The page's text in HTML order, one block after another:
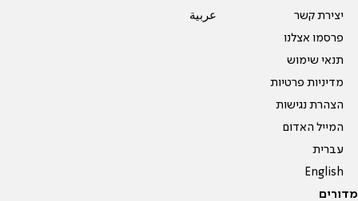
יצירת קשר
פרסמו אצלנו
תנאי שימוש
מדיניות פרטיות
הצהרת נגישות
המייל האדום
עברית
English
عربية
מדורים